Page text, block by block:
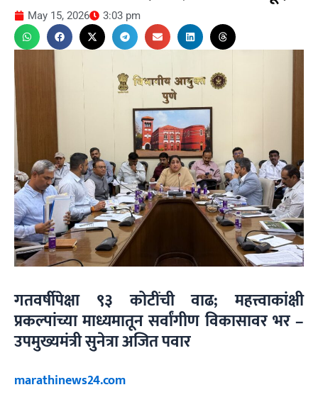
May 15, 2026 3:03 pm
गतवर्षीपेक्षा ९३ कोटींची वाढ; महत्त्वाकांक्षी
प्रकल्पांच्या माध्यमातून सर्वांगीण विकासावर भर –
उपमुख्यमंत्री सुनेत्रा अजित पवार
marathinews24.com